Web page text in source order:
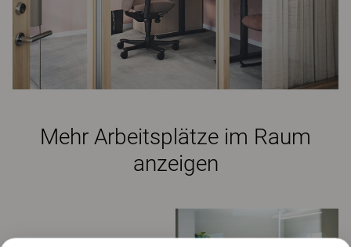
Mehr Arbeitsplätze im Raum
anzeigen